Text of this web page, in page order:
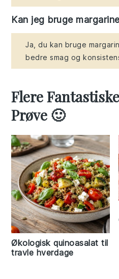
Kan jeg bruge
Ja, du kan bruge
bedre smag og
Flere
Prøve 🙂
Økologisk quinoasalat til
travle hverdage